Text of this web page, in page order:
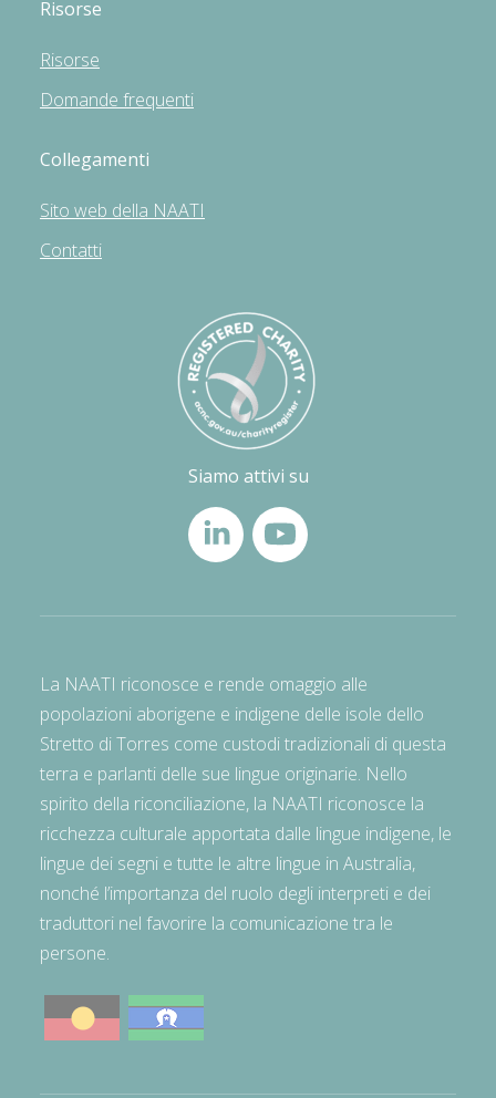
Risorse
Risorse
Domande frequenti
Collegamenti
Sito web della NAATI
Contatti
Siamo attivi su
La NAATI riconosce e rende omaggio alle
popolazioni aborigene e indigene delle isole dello
Stretto di Torres come custodi tradizionali di questa
terra e parlanti delle sue lingue originarie. Nello
spirito della riconciliazione, la NAATI riconosce la
ricchezza culturale apportata dalle lingue indigene, le
lingue dei segni e tutte le altre lingue in Australia,
nonché l’importanza del ruolo degli interpreti e dei
traduttori nel favorire la comunicazione tra le
persone.